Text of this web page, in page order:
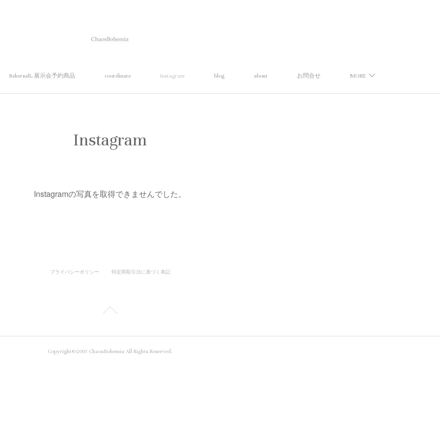
RehersalL 展示会予約商品 coordinate Instagram blog about お問合せ MORE
Instagram
Instagramの写真を取得できませんでした。
プライバシーポリシー 特定商取引法に基づく表記
Copyright©2007 ChaosBohemia All Rights Reserved.